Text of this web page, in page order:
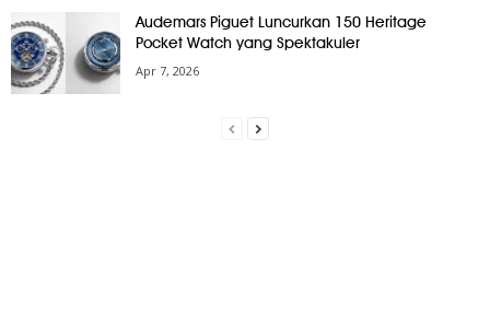
Audemars Piguet Luncurkan 150 Heritage
Pocket Watch yang Spektakuler
Apr 7, 2026